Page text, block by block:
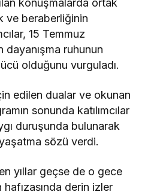
konuşmalarda ortak
ve beraberliğinin
15 Temmuz
dayanışma ruhunun
olduğunu vurguladı.
edilen dualar ve okunan
sonunda katılımcılar
duruşunda bulunarak
yaşatma sözü verdi.
yıllar geçse de o gece
derin izler